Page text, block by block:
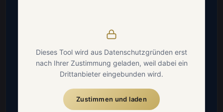
Dieses Tool wird aus Datenschutzgründen erst
nach Ihrer Zustimmung geladen, weil dabei ein
Drittanbieter eingebunden wird.
Zustimmen und laden